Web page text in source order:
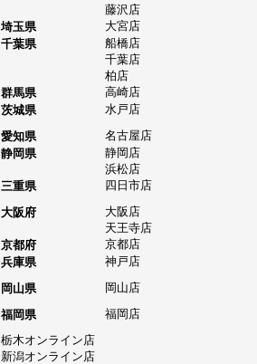
藤沢店
埼玉県
大宮店
千葉県
船橋店
千葉店
柏店
群馬県
高崎店
茨城県
水戸店
愛知県
名古屋店
静岡県
静岡店
浜松店
三重県
四日市店
大阪府
大阪店
天王寺店
京都府
京都店
兵庫県
神戸店
岡山県
岡山店
福岡県
福岡店
栃木オンライン店
新潟オンライン店